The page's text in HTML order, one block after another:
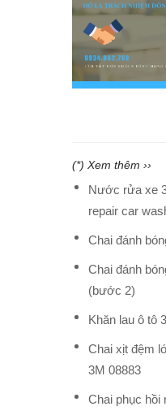
(*) Xem thêm ››
Nước rửa xe
repair car
Chai đánh
Chai đánh
(bước 2)
Khăn lau ô tô
Chai xịt đệm
3M 08883
Chai phục hồi